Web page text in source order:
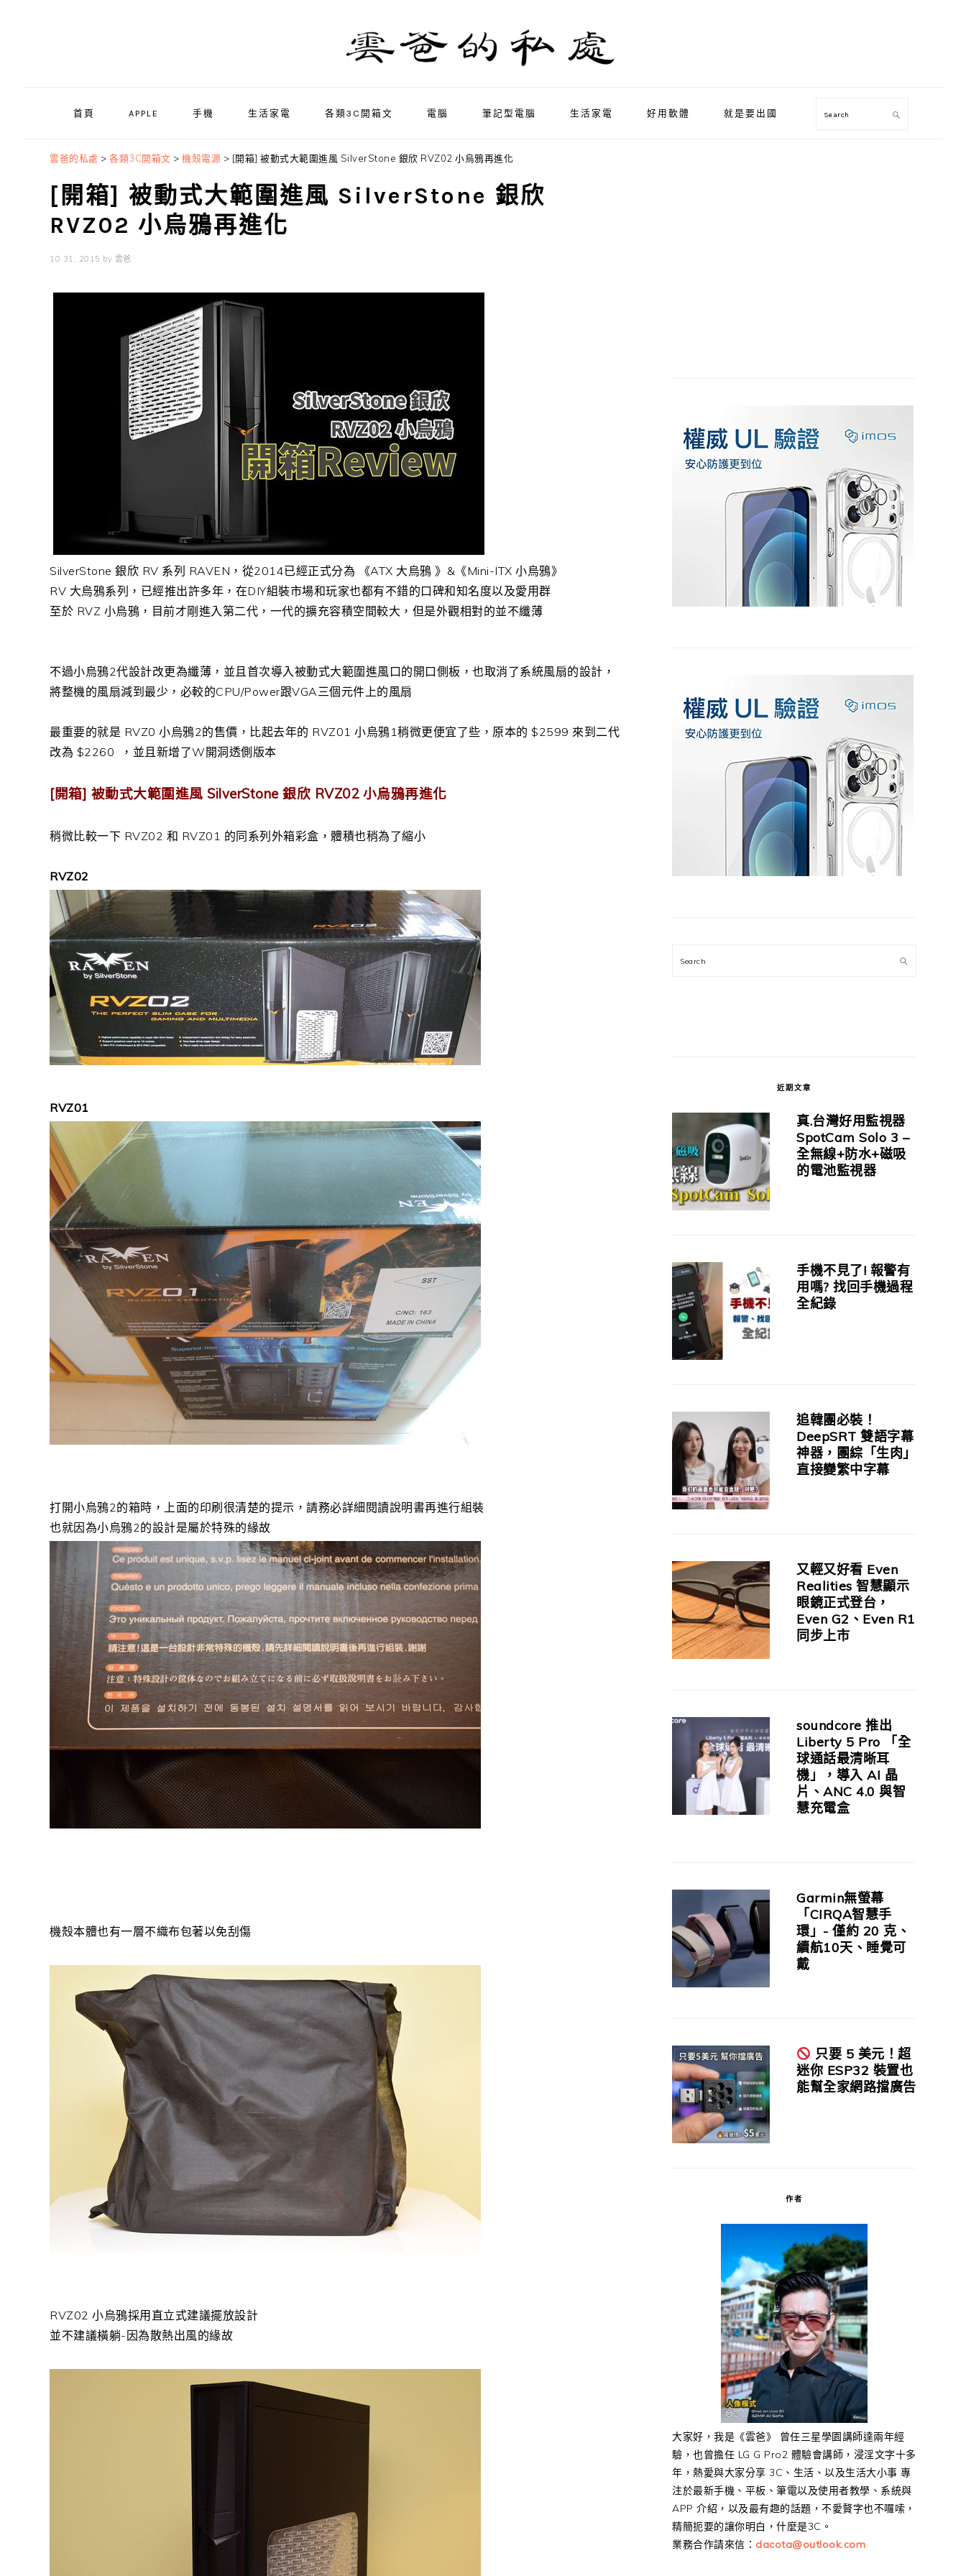
首頁 APPLE 手機 生活家電 各類3C開箱文 電腦 筆記型電腦 生活家電 好用軟體 就是要出國 Search
雲爸的私處 > 各類3C開箱文 > 機殼電源 > [開箱] 被動式大範圍進風 SilverStone 銀欣 RVZ02 小烏鴉再進化
[開箱] 被動式大範圍進風 SilverStone 銀欣
RVZ02 小烏鴉再進化
10 31, 2015 by 雲爸
SilverStone 銀欣 RV 系列 RAVEN，從2014已經正式分為 《ATX 大烏鴉 》&《Mini-ITX 小烏鴉》
RV 大烏鴉系列，已經推出許多年，在DIY組裝市場和玩家也都有不錯的口碑和知名度以及愛用群
至於 RVZ 小烏鴉，目前才剛進入第二代，一代的擴充容積空間較大，但是外觀相對的並不纖薄
不過小烏鴉2代設計改更為纖薄，並且首次導入被動式大範圍進風口的開口側板，也取消了系統風扇的設計，
將整機的風扇減到最少，必較的CPU/Power跟VGA三個元件上的風扇
最重要的就是 RVZ0 小烏鴉2的售價，比起去年的 RVZ01 小烏鴉1稍微更便宜了些，原本的 $2599 來到二代
改為 $2260 ，並且新增了W開洞透側版本
[開箱] 被動式大範圍進風 SilverStone 銀欣 RVZ02 小烏鴉再進化
稍微比較一下 RVZ02 和 RVZ01 的同系列外箱彩盒，體積也稍為了縮小
RVZ02
RVZ01
打開小烏鴉2的箱時，上面的印刷很清楚的提示，請務必詳細閱讀說明書再進行組裝
也就因為小烏鴉2的設計是屬於特殊的緣故
機殼本體也有一層不織布包著以免刮傷
RVZ02 小烏鴉採用直立式建議擺放設計
並不建議橫躺-因為散熱出風的緣故
Search
近期文章
真.台灣好用監視器
SpotCam Solo 3 –
全無線+防水+磁吸
的電池監視器
手機不見了! 報警有
用嗎? 找回手機過程
全紀錄
追韓團必裝！
DeepSRT 雙語字幕
神器，團綜「生肉」
直接變繁中字幕
又輕又好看 Even
Realities 智慧顯示
眼鏡正式登台，
Even G2、Even R1
同步上市
soundcore 推出
Liberty 5 Pro 「全
球通話最清晰耳
機」，導入 AI 晶
片、ANC 4.0 與智
慧充電盒
Garmin無螢幕
「CIRQA智慧手
環」- 僅約 20 克、
續航10天、睡覺可
戴
只要 5 美元！超
迷你 ESP32 裝置也
能幫全家網路擋廣告
作者
大家好，我是《雲爸》 曾任三星學園講師達兩年經
驗，也曾擔任 LG G Pro2 體驗會講師，浸淫文字十多
年，熱愛與大家分享 3C、生活、以及生活大小事 專
注於最新手機、平板、筆電以及使用者教學、系統與
APP 介紹，以及最有趣的話題，不愛贅字也不囉嗦，
精簡扼要的讓你明白，什麼是3C。
業務合作請來信： dacota@outlook.com